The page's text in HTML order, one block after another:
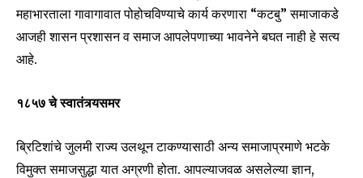
महाभारताला गावागावात पोहोचविण्याचे कार्य करणारा “कटबु” समाजाकडे
आजही शासन प्रशासन व समाज आपलेपणाच्या भावनेने बघत नाही हे सत्य
आहे.
१८५७ चे स्वातंत्र्यसमर
ब्रिटिशांचे जुलमी राज्य उलथून टाकण्यासाठी अन्य समाजाप्रमाणे भटके
विमुक्त समाजसुद्धा यात अग्रणी होता. आपल्याजवळ असलेल्या ज्ञान,